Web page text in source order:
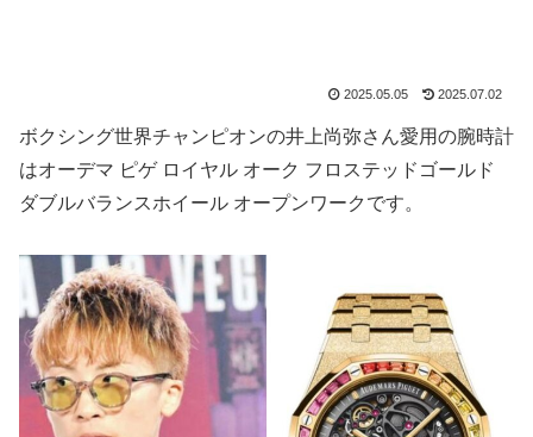
2025.05.05 2025.07.02
ボクシング世界チャンピオンの井上尚弥さん愛用の腕時計
はオーデマ ピゲ ロイヤル オーク フロステッドゴールド
ダブルバランスホイール オープンワークです。